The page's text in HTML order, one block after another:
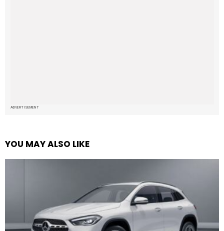
ADVERTISEMENT
YOU MAY ALSO LIKE